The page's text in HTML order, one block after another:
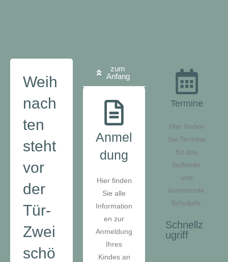
zum
Anfang
Anmel
dung
Hier finden
Sie alle
Information
en zur
Anmeldung
Ihres
Kindes an
Weih
nach
ten
steht
vor
der
Tür-
Zwei
schö
Termine
Hier finden
Sie Termine
für das
laufende
und
kommende
Schuljahr.
Schnellz
ugriff